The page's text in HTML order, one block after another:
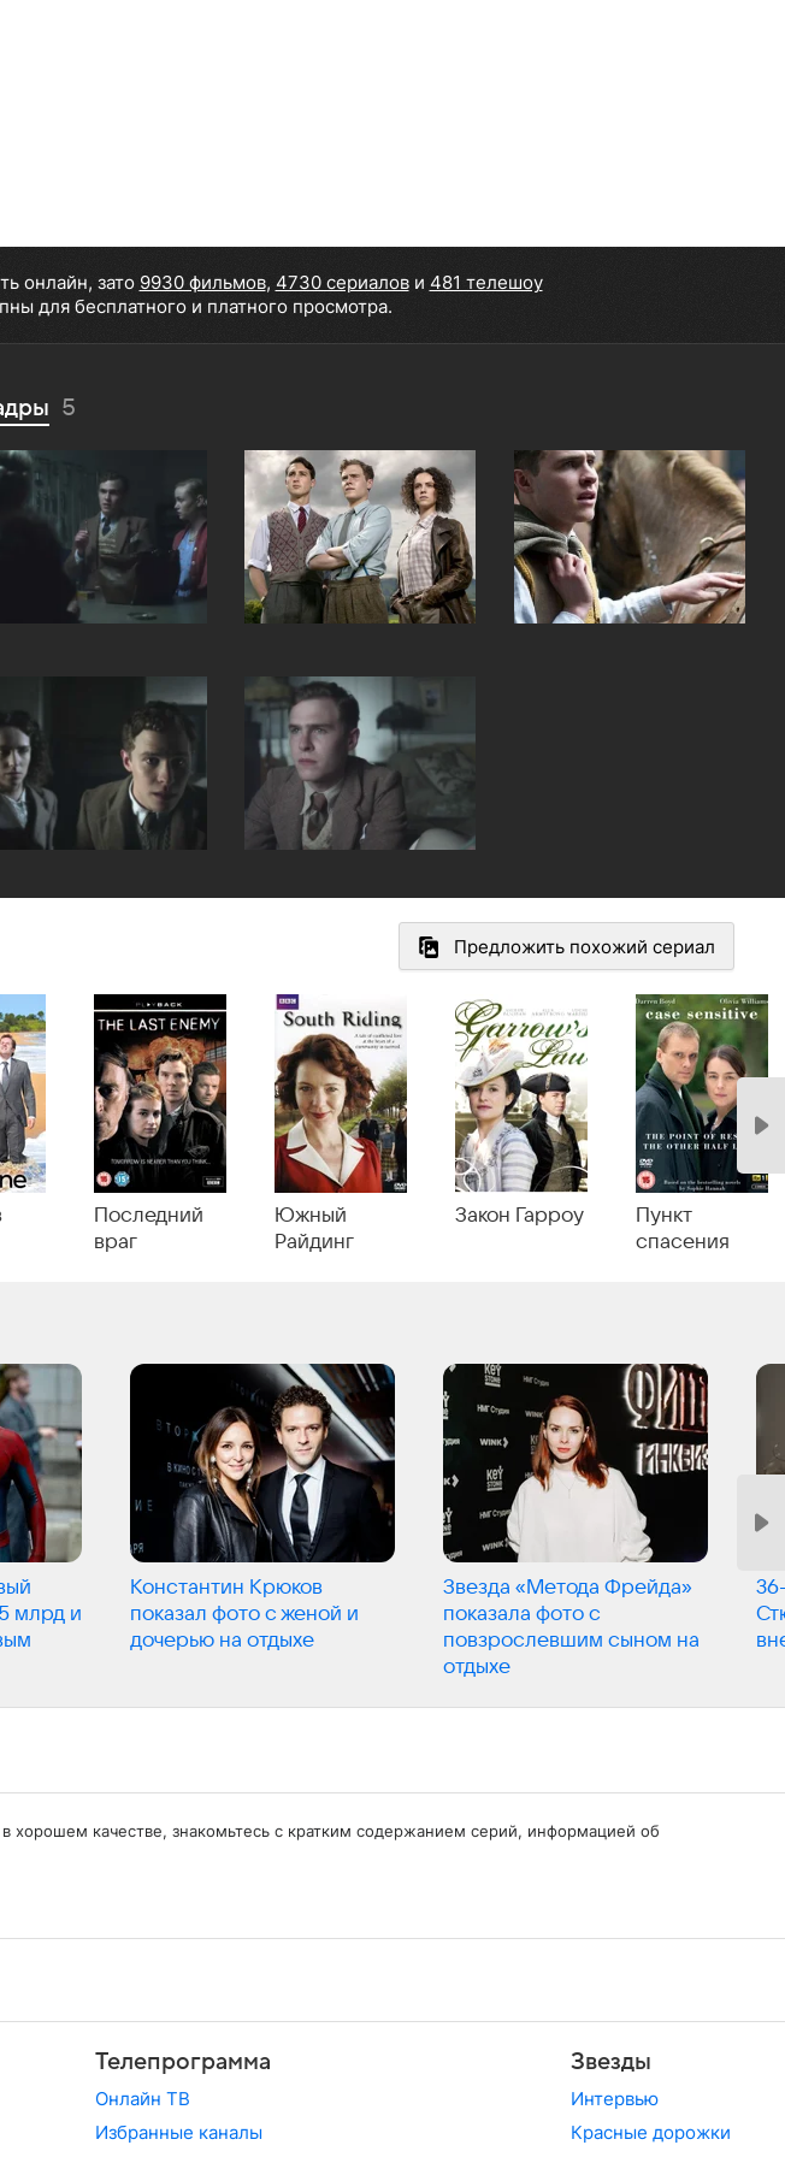
онлайн, зато 9930 фильмов, 4730 сериалови 481 телешоу
для бесплатного и платного просмотра.
5
Предложить похожий сериал
Последний
враг
Южный
Райдинг
Закон Гарроу
Пункт
спасения
млрд и
Константин Крюков
показал фото с женой и
дочерью на отдыхе
Звезда «Метода Фрейда»
показала фото с
повзрослевшим сыном на
отдыхе
качестве, знакомьтесь с кратким содержанием серий, информацией об
Телепрограмма
Онлайн ТВ
Избранные каналы
Звезды
Интервью
Красные дорожки